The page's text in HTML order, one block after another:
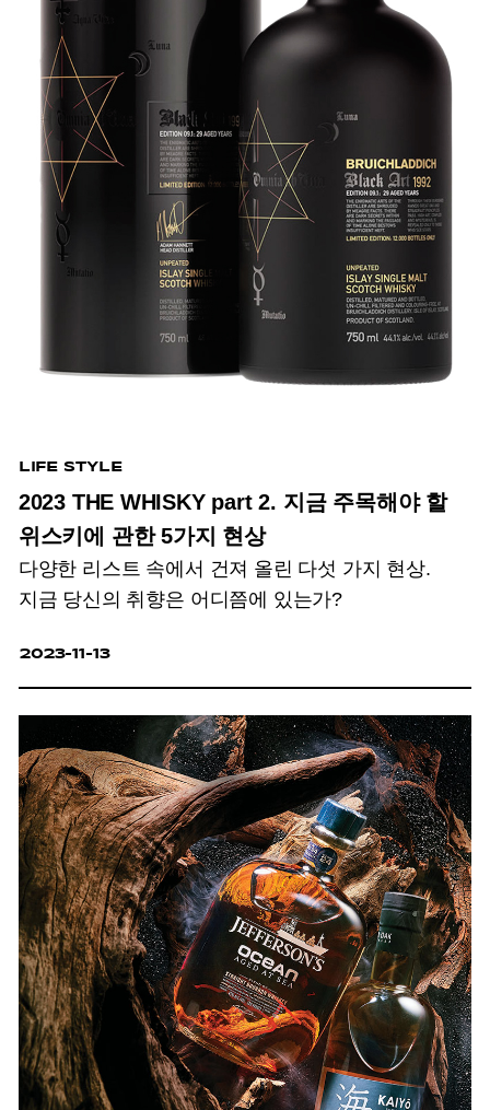
LIFE STYLE
2023 THE WHISKY part 2. 지금 주목해야 할
위스키에 관한 5가지 현상
다양한 리스트 속에서 건져 올린 다섯 가지 현상.
지금 당신의 취향은 어디쯤에 있는가?
2023-11-13